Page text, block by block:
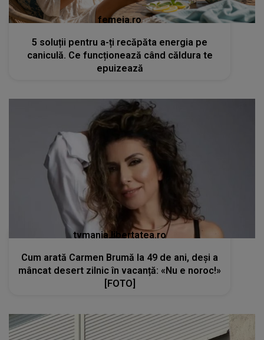
femeia.ro
5 soluții pentru a-ți recăpăta energia pe
caniculă. Ce funcționează când căldura te
epuizează
tvmania.libertatea.ro
Cum arată Carmen Brumă la 49 de ani, deși a
mâncat desert zilnic în vacanță: «Nu e noroc!»
[FOTO]